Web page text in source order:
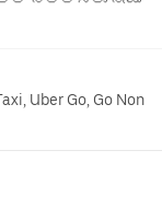
Uber Go, Go Non